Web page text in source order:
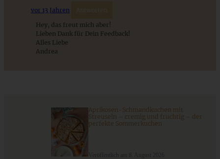
ZUM BEITRAG
vor 13 Jahren Antworten
Hey, das freut mich aber!
Lieben Dank für Dein Feedback!
Alles Liebe
Andrea
Aprikosen-Schmandkuchen mit
Streuseln – cremig und fruchtig – der
perfekte Sommerkuchen
Veröffentlich am 8. August 2026